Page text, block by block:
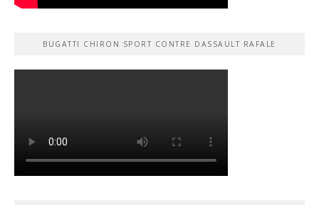
BUGATTI CHIRON SPORT CONTRE DASSAULT RAFALE